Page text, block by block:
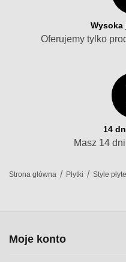
Wysoka
Oferujemy tylko
14
Masz 14
Strona główna / Płytki / Style
Moje konto